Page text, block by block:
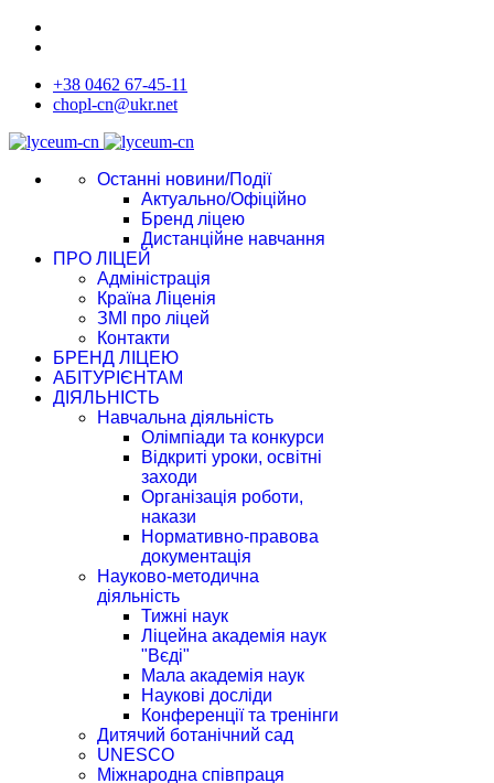
+38 0462 67-45-11
chopl-cn@ukr.net
Останні новини/Події
Актуально/Офіційно
Бренд ліцею
Дистанційне навчання
ПРО ЛІЦЕЙ
Адміністрація
Країна Ліценія
ЗМІ про ліцей
Контакти
БРЕНД ЛІЦЕЮ
АБІТУРІЄНТАМ
ДІЯЛЬНІСТЬ
Навчальна діяльність
Олімпіади та конкурси
Відкриті уроки, освітні
заходи
Організація роботи,
накази
Нормативно-правова
документація
Науково-методична
діяльність
Тижні наук
Ліцейна академія наук
"Вєді"
Мала академія наук
Наукові досліди
Конференції та тренінги
Дитячий ботанічний сад
UNESCO
Міжнародна співпраця